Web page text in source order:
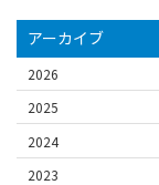
アーカイブ
2026
2025
2024
2023